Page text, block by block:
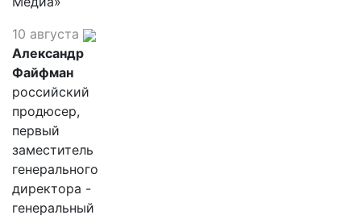
10 августа
Александр
Файфман
российский
продюсер,
первый
заместитель
генерального
директора -
генеральный